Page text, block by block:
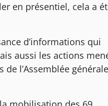
en présentiel, cela a
d’informations qui
aussi les actions
l’Assemblée